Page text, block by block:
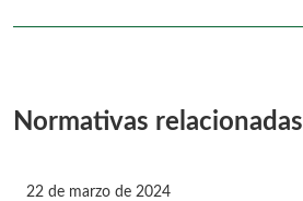
Normativas relacionadas
22 de marzo de 2024